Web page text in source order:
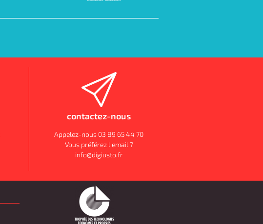
contactez-nous
Appelez-nous 03 89 65 44 70
Vous préférez l'email ?
info@digiusto.fr